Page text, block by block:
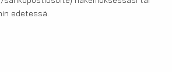
edetessä.